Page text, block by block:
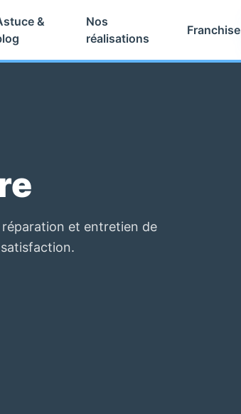
&
Nos
réalisations
Franchise
et entretien de